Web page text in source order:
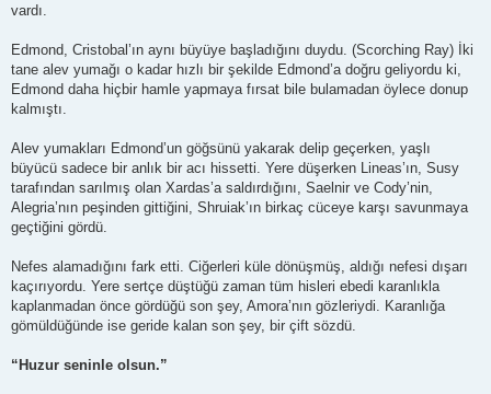
vardı.
Edmond, Cristobal’ın aynı büyüye başladığını duydu. (Scorching Ray) İki
tane alev yumağı o kadar hızlı bir şekilde Edmond’a doğru geliyordu ki,
Edmond daha hiçbir hamle yapmaya fırsat bile bulamadan öylece donup
kalmıştı.
Alev yumakları Edmond’un göğsünü yakarak delip geçerken, yaşlı
büyücü sadece bir anlık bir acı hissetti. Yere düşerken Lineas’ın, Susy
tarafından sarılmış olan Xardas’a saldırdığını, Saelnir ve Cody’nin,
Alegria’nın peşinden gittiğini, Shruiak’ın birkaç cüceye karşı savunmaya
geçtiğini gördü.
Nefes alamadığını fark etti. Ciğerleri küle dönüşmüş, aldığı nefesi dışarı
kaçırıyordu. Yere sertçe düştüğü zaman tüm hisleri ebedi karanlıkla
kaplanmadan önce gördüğü son şey, Amora’nın gözleriydi. Karanlığa
gömüldüğünde ise geride kalan son şey, bir çift sözdü.
“Huzur seninle olsun.”